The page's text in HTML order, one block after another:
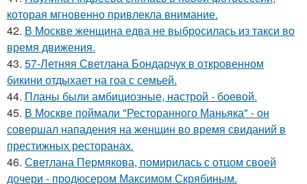
которая мгновенно привлекла внимание.
42. В Москве женщина едва не выбросилась из такси во
время движения.
43. 57-Летняя Светлана Бондарчук в откровенном
бикини отдыхает на гоа с семьей.
44. Планы были амбициозные, настрой - боевой.
45. В Москве поймали "Ресторанного Маньяка" - он
совершал нападения на женщин во время свиданий в
престижных ресторанах.
46. Светлана Пермякова, помирилась с отцом своей
дочери - продюсером Максимом Скрябиным.